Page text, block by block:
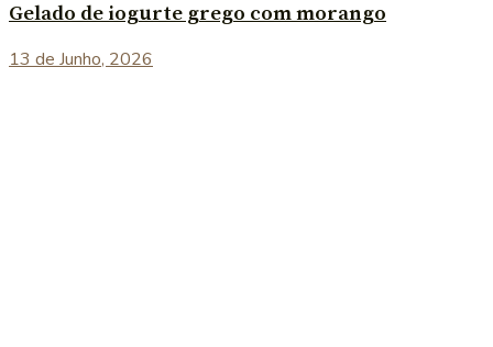
Gelado de iogurte grego com morango
13 de Junho, 2026